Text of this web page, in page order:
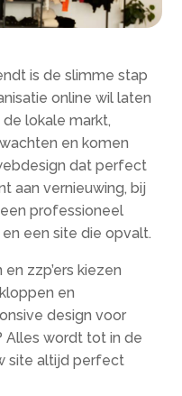
is de slimme stap
online wil laten
lokale markt,
en komen
dat perfect
aan vernieuwing, bij
professioneel
een site die opvalt.
zzp’ers kiezen
en
design voor
Alles wordt tot in de
site altijd perfect